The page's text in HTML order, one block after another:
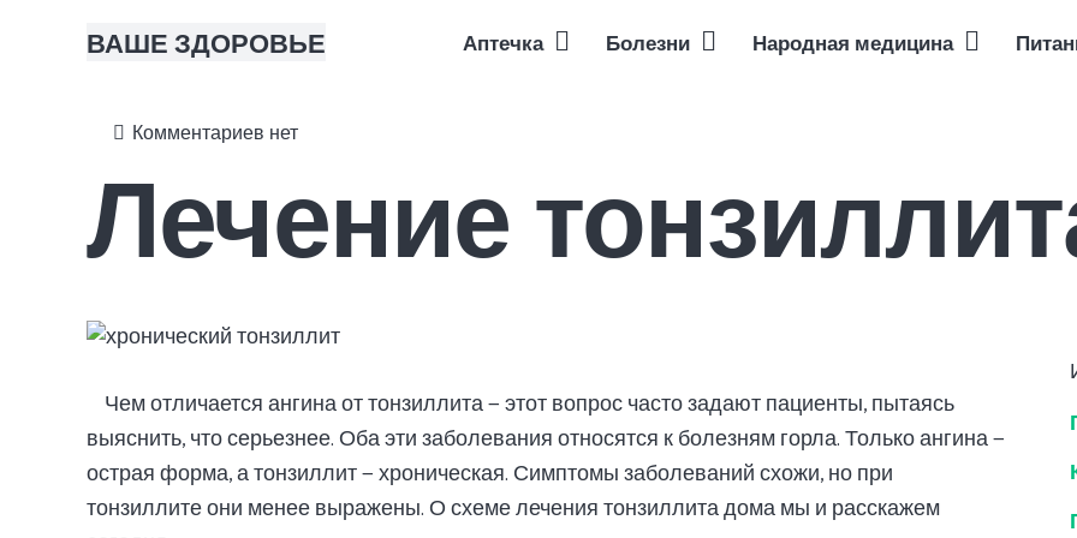
ВАШЕ ЗДОРОВЬЕ Аптечка Болезни Народная медицина
Комментариев нет
Лечение
Чем отличается ангина от тонзиллита — этот вопрос часто задают пациенты, пытаясь
выяснить, что серьезнее. Оба эти заболевания относятся к болезням горла. Только ангина —
острая форма, а тонзиллит — хроническая. Симптомы заболеваний схожи, но при
тонзиллите они менее выражены. О схеме лечения тонзиллита дома мы и расскажем